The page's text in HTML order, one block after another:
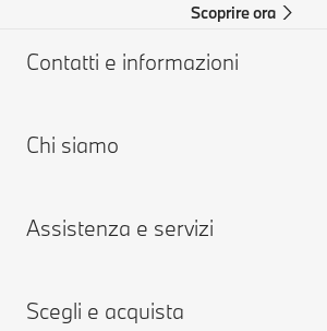
Scoprire ora
Contatti e informazioni
Aiuto & Contatti
Concessionarie & Centri Service BMW
Richiedi un'offerta
Chi siamo
Lavora con noi
BMW Group
Assistenza e servizi
Prenota presso i Centri Service
Scegli e acquista